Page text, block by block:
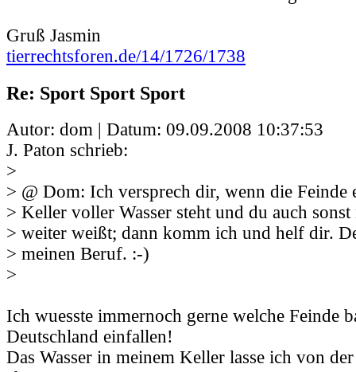
Gruß Jasmin
tierrechtsforen.de/14/1726/1738
Re: Sport Sport Sport
Autor: dom | Datum: 09.09.2008 10:37:53
J. Paton schrieb:
>
> @ Dom: Ich versprech dir, wenn die Feinde
> Keller voller Wasser steht und du auch
> weiter weißt; dann komm ich und helf dir.
> meinen Beruf. :-)
>
Ich wuesste immernoch gerne welche Feinde
Deutschland einfallen!
Das Wasser in meinem Keller lasse ich von